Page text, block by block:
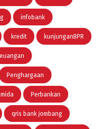
infobank
kredit kunjunganBPR
Penghargaan
Perbankan
qris bank jombang